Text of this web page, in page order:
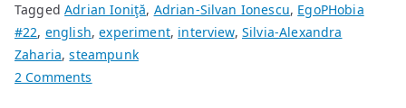
TaggedAdrian Ioniţă, Adrian-Silvan Ionescu, EgoPHobia
#22, english,experiment, interview, Silvia-Alexandra
Zaharia,steampunk
2 Comments